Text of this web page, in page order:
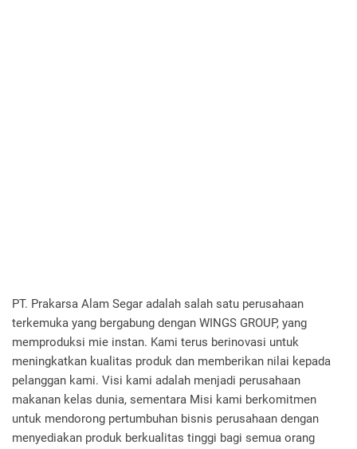
PT. Prakarsa Alam Segar adalah salah satu perusahaan
terkemuka yang bergabung dengan WINGS GROUP, yang
memproduksi mie instan. Kami terus berinovasi untuk
meningkatkan kualitas produk dan memberikan nilai kepada
pelanggan kami. Visi kami adalah menjadi perusahaan
makanan kelas dunia, sementara Misi kami berkomitmen
untuk mendorong pertumbuhan bisnis perusahaan dengan
menyediakan produk berkualitas tinggi bagi semua orang